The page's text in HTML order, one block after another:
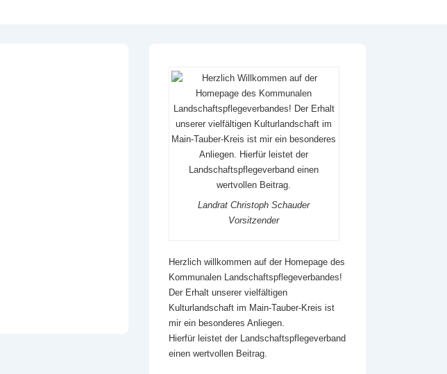
Landrat Christoph Schauder
Vorsitzender
Herzlich willkommen auf der Homepage des
Kommunalen Landschaftspflegeverbandes!
Der Erhalt unserer vielfältigen
Kulturlandschaft im Main-Tauber-Kreis ist
mir ein besonderes Anliegen.
Hierfür leistet der Landschaftspflegeverband
einen wertvollen Beitrag.